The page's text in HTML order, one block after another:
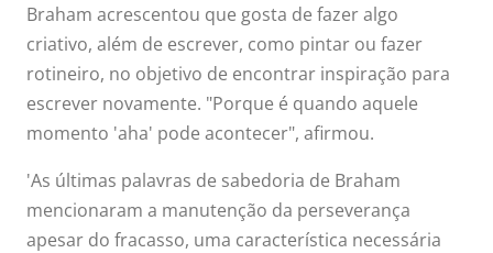
Braham acrescentou que gosta de fazer algo
criativo, além de escrever, como pintar ou fazer
rotineiro, no objetivo de encontrar inspiração para
escrever novamente. "Porque é quando aquele
momento 'aha' pode acontecer", afirmou.
'As últimas palavras de sabedoria de Braham
mencionaram a manutenção da perseverança
apesar do fracasso, uma característica necessária